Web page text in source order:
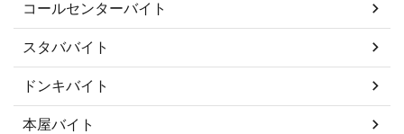
コールセンターバイト
スタババイト
ドンキバイト
本屋バイト